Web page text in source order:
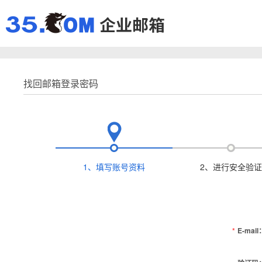
找回邮箱登录密码
1、填写账号资料 2、进行安全验证
* E-mail